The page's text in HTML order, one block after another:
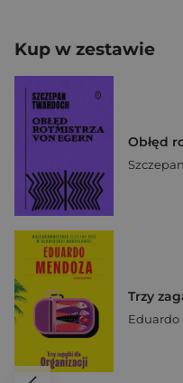
Kup w zestawie
Obłęd
Trzy
Eduardo